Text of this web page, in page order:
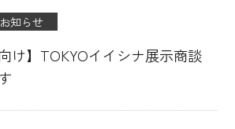
お知らせ
け】TOKYOイイシナ展示商談